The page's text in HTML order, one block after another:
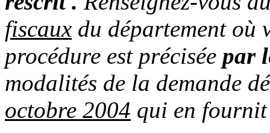
fiscaux du département où
procédure est précisée par
modalités de la demande
octobre 2004 qui en